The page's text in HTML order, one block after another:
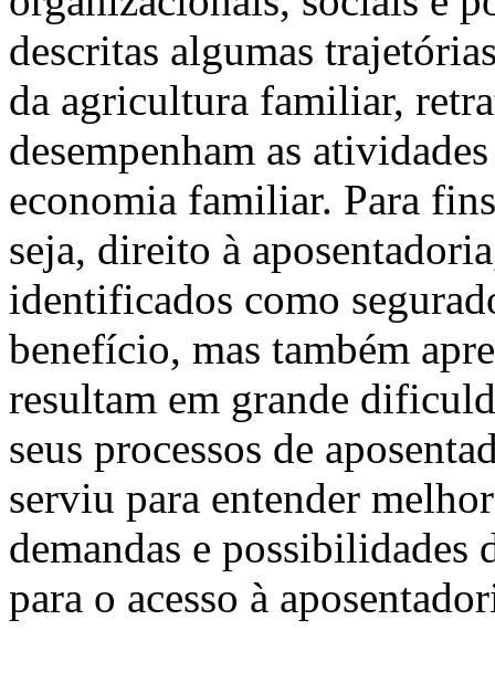
descritas algumas
da agricultura familiar,
desempenham as
economia familiar. Para
seja, direito à
identificados como
benefício, mas também
resultam em grande
seus processos de
serviu para entender
demandas e
para o acesso à